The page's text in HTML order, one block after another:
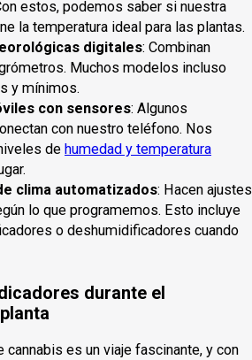
estos, podemos saber si nuestra
la temperatura ideal para las plantas.
digitales: Combinan
Muchos modelos incluso
y mínimos.
con sensores: Algunos
con nuestro teléfono. Nos
de humedad y temperatura
clima automatizados: Hacen ajustes
lo que programemos. Esto incluye
o deshumidificadores cuando
durante el
cannabis es un viaje fascinante, y con